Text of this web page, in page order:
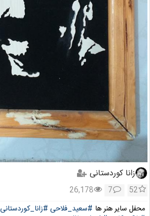
زانا کوردستانی
52
7
26,178
محفل سایر هنر ها #سعید_فلاحی #زانا_کوردستانی